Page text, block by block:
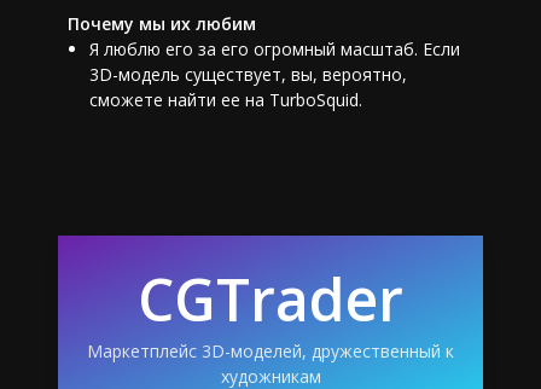
Почему мы их любим
Я люблю его за его огромный масштаб. Если
3D-модель существует, вы, вероятно,
сможете найти ее на TurboSquid.
CGTrader
Маркетплейс 3D-моделей, дружественный к
художникам